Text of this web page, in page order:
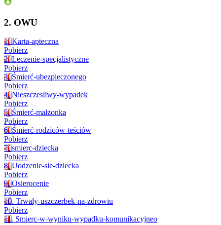
2. OWU
1. Karta-apteczna
Pobierz
2. Leczenie-specjalistyczne
Pobierz
3. Śmierć-ubezpieczonego
Pobierz
4. Nieszczesliwy-wypadek
Pobierz
5. Śmierć-małżonka
Pobierz
6. Śmierć-rodziców-teściów
Pobierz
7. smierc-dziecka
Pobierz
8. Uodzenie-sie-dziecka
Pobierz
9. Osierocenie
Pobierz
10. Trwaly-uszczerbek-na-zdrowiu
Pobierz
11. Smierc-w-wyniku-wypadku-komunikacyjneo